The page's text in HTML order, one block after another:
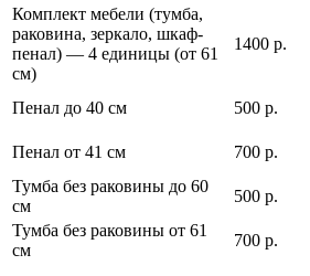
Комплект мебели (тумба,
раковина, зеркало, шкаф-
пенал) — 4 единицы (от 61
см)
1400 р.
Пенал до 40 см 500 р.
Пенал от 41 см
700 р.
Тумба без раковины до 60
см
500 р.
Тумба без раковины от 61
см
700 р.